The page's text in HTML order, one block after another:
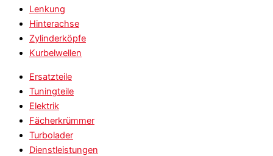
Lenkung
Hinterachse
Zylinderköpfe
Kurbelwellen
Ersatzteile
Tuningteile
Elektrik
Fächerkrümmer
Turbolader
Dienstleistungen